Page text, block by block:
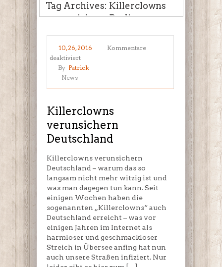
Tag Archives: Killerclowns
verunsichern Berlin
10, 26, 2016
Kommentare
deaktiviertfür
Killerclowns
Deutschland
By Patrick
News
Killerclowns
verunsichern
Deutschland
Killerclowns verunsichern
Deutschland – warum das so
langsam nicht mehr witzig ist und
was man dagegen tun kann. Seit
einigen Wochen haben die
sogenannten „Killerclowns“ auch
Deutschland erreicht – was vor
einigen Jahren im Internet als
harmloser und geschmackloser
Streich in Übersee anfing hat nun
auch unsere Straßen infiziert. Nur